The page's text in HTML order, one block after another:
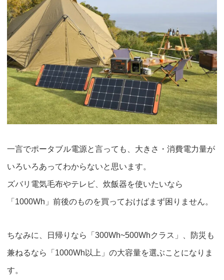
一言でポータブル電源と言っても、大きさ・消費電力量が
いろいろあってわからないと思います。
ズバリ電気毛布やテレビ、炊飯器を使いたいなら
「1000Wh」前後のものを買っておけばまず困りません。
ちなみに、 日帰りなら「300Wh~500Whクラス」 防災も
兼ねるなら「1000Wh以上」 の大容量を選ぶことになりま
す。